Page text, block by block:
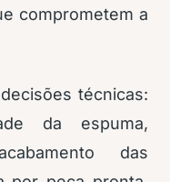
comprometem a
técnicas:
da espuma,
das